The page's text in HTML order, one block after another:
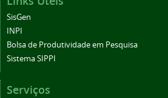
SisGen
INPI
Bolsa de Produtividade em Pesquisa
Sistema SIPPI
Serviços